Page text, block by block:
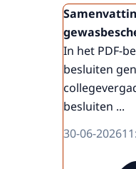
In het PDF-
besluiten
besluiten ...
30-06-2026